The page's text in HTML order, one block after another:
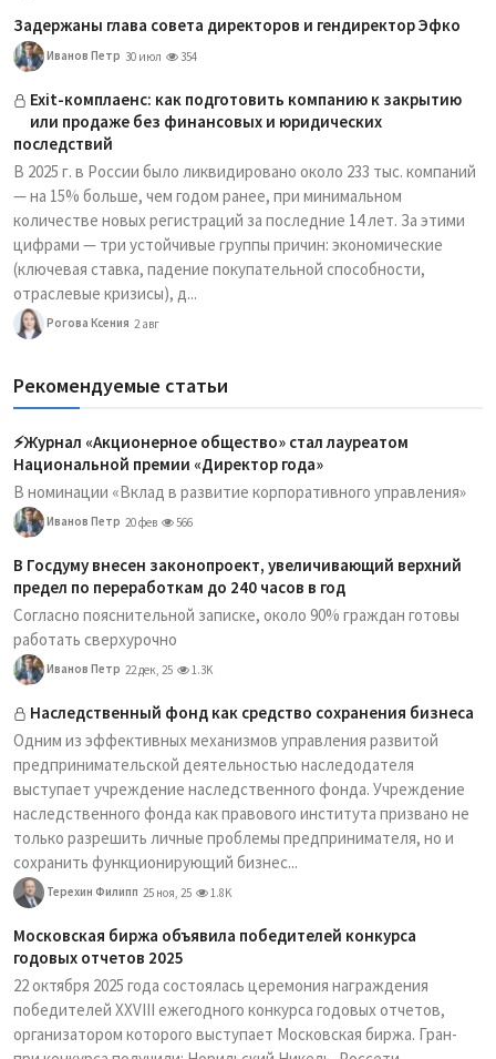
Задержаны глава совета директоров и гендиректор Эфко
Иванов Петр 30 июл 354
Exit-комплаенс: как подготовить компанию к закрытию
или продаже без финансовых и юридических
последствий
В 2025 г. в России было ликвидировано около 233 тыс. компаний
— на 15% больше, чем годом ранее, при минимальном
количестве новых регистраций за последние 14 лет. За этими
цифрами — три устойчивые группы причин: экономические
(ключевая ставка, падение покупательной способности,
отраслевые кризисы), д...
Рогова Ксения 2 авг
Рекомендуемые статьи
⚡️Журнал «Акционерное общество» стал лауреатом
Национальной премии «Директор года»
В номинации «Вклад в развитие корпоративного управления»
Иванов Петр 20 фев 566
В Госдуму внесен законопроект, увеличивающий верхний
предел по переработкам до 240 часов в год
Согласно пояснительной записке, около 90% граждан готовы
работать сверхурочно
Иванов Петр 22 дек, 25 1.3K
Наследственный фонд как средство сохранения бизнеса
Одним из эффективных механизмов управления развитой
предпринимательской деятельностью наследодателя
выступает учреждение наследственного фонда. Учреждение
наследственного фонда как правового института призвано не
только разрешить личные проблемы предпринимателя, но и
сохранить функционирующий бизнес...
Терехин Филипп 25 ноя, 25 1.8K
Московская биржа объявила победителей конкурса
годовых отчетов 2025
22 октября 2025 года состоялась церемония награждения
победителей XXVIII ежегодного конкурса годовых отчетов,
организатором которого выступает Московская биржа. Гран-